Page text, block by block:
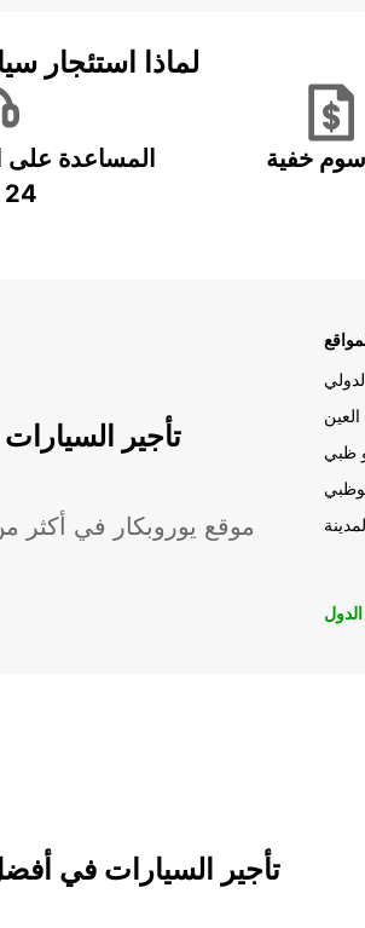
لماذا استئجار
المساعدة
24 ساعة
خفية
تأجير
موقع يوروبكار في أكثر
العين
ظبي
تأجير السيارات في